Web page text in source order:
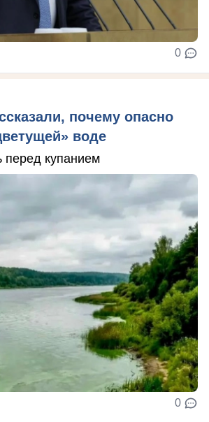
0
почему опасно
воде
перед купанием
0